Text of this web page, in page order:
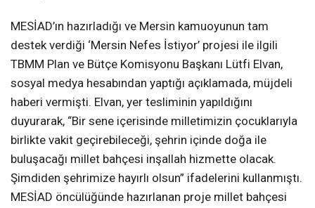
MESİAD’ın hazırladığı ve Mersin kamuoyunun tam
destek verdiği ‘Mersin Nefes İstiyor’ projesi ile ilgili
TBMM Plan ve Bütçe Komisyonu Başkanı Lütfi Elvan,
sosyal medya hesabından yaptığı açıklamada, müjdeli
haberi vermişti. Elvan, yer tesliminin yapıldığını
duyurarak, “Bir sene içerisinde milletimizin çocuklarıyla
birlikte vakit geçirebileceği, şehrin içinde doğa ile
buluşacağı millet bahçesi inşallah hizmette olacak.
Şimdiden şehrimize hayırlı olsun” ifadelerini kullanmıştı.
MESİAD öncülüğünde hazırlanan proje millet bahçesi